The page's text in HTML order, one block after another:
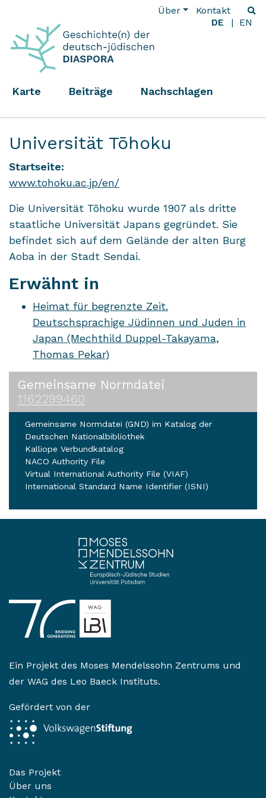
Über
Kontakt
DE
EN
Karte Beiträge Nachschlagen
Universität Tōhoku
Startseite:
www.tohoku.ac.jp/en/
Die Universität Tōhoku wurde 1907 als dritte
staatliche Universität Japans gegründet. Sie
befindet sich auf dem Gelände der alten Burg
Aoba in der Stadt Sendai.
Erwähnt in
Heimat für begrenzte Zeit.
Deutschsprachige Jüdinnen und Juden in
Japan (Mechthild Duppel-Takayama,
Thomas Pekar)
Gemeinsame Normdatei
1162299460
Gemeinsame Normdatei (GND) im Katalog der
Deutschen Nationalbibliothek
Kalliope Verbundkatalog
NACO Authority File
Virtual International Authority File (VIAF)
International Standard Name Identifier (ISNI)
Ein Projekt des Moses Mendelssohn Zentrums und
der WAG des Leo Baeck Instituts.
Gefördert von der
Das Projekt
Über uns